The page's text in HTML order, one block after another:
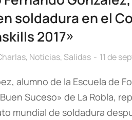
soldadura en el
2017»
, Noticias,Salidas 11 de
alumno de la Escuela de
Suceso» de La Robla,
mundial de soldadura